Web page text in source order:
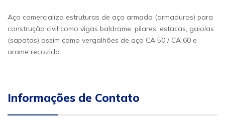
Aço comercializa estruturas de aço armado (armaduras) para
construção civil como vigas baldrame, pilares, estacas, gaiolas
(sapatas) assim como vergalhões de aço CA 50 / CA 60 e
arame recozido.
Informações de Contato